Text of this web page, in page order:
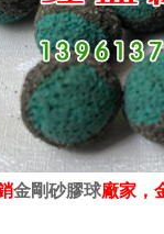
金剛砂膠球廠家